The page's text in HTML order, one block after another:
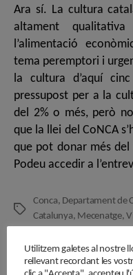
Ara sí. La cultura
altament
l’alimentació
tema peremptori i
la cultura d’aquí
pressupost per a la
del 2% o més, però
que la llei del CoNCA
que pot donar més
Podeu accedir a
Etiquetes
Conca, Departament de
Catalunya, Mecenatge,
Utilitzem galetes al nostre
rellevant recordant les